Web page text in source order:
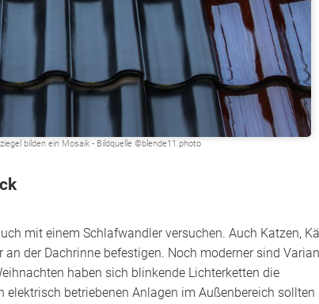
bilden ein Mosaik - Bildquelle ©blende11.photo
mit einem Schlafwandler versuchen. Auch Katzen,
der Dachrinne befestigen. Noch moderner sind
haben sich blinkende Lichterketten die
elektrisch betriebenen Anlagen im Außenbereich sollten